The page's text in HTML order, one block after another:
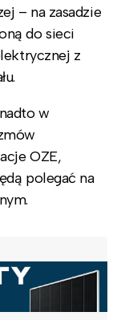
– na zasadzie
do sieci
z
w
OZE,
polegać na